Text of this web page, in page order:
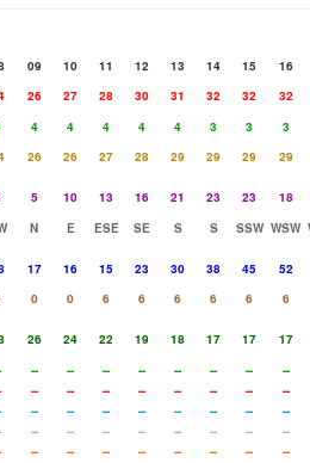
09 10 11 12 13 14 15
16
26 27 28 30 31 32 32
32
4 4 4 4 4 3 3
3
26 26 27 28 29 29 29
29
5 10 13 16 21 23 23
18
N E ESE SE S S SSW WSW
17 16 15 23 30 38 45
52
0 0 6 6 6 6 6
6
26 24 22 19 18 17 17
17
-- -- -- -- -- -- --
--
-- -- -- -- -- -- --
--
-- -- -- -- -- -- --
--
-- -- -- -- -- -- --
--
-- -- -- -- -- -- -- --